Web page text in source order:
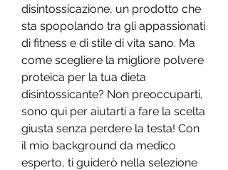
disintossicazione, un prodotto che
sta spopolando tra gli appassionati
di fitness e di stile di vita sano. Ma
come scegliere la migliore polvere
proteica per la tua dieta
disintossicante? Non preoccuparti,
sono qui per aiutarti a fare la scelta
giusta senza perdere la testa! Con
il mio background da medico
esperto, ti guiderò nella selezione